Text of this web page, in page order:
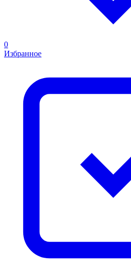
0
Избранное